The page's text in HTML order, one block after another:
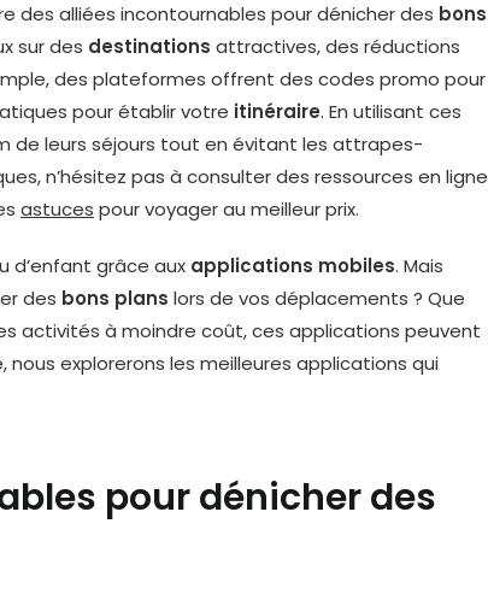
des alliées incontournables pour dénicher des bons
sur des destinations attractives, des réductions
des plateformes offrent des codes promo pour
pour établir votre itinéraire. En utilisant ces
de leurs séjours tout en évitant les attrapes-
n’hésitez pas à consulter des ressources en ligne
astuces pour voyager au meilleur prix.
d’enfant grâce aux applications mobiles. Mais
des bons plans lors de vos déplacements ? Que
activités à moindre coût, ces applications peuvent
explorerons les meilleures applications qui
pour dénicher des